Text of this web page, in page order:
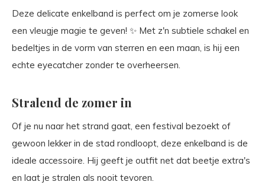
Deze delicate enkelband is perfect om je zomerse look
een vleugje magie te geven! ✨ Met z'n subtiele schakel en
bedeltjes in de vorm van sterren en een maan, is hij een
echte eyecatcher zonder te overheersen.
Stralend de zomer in
Of je nu naar het strand gaat, een festival bezoekt of
gewoon lekker in de stad rondloopt, deze enkelband is de
ideale accessoire. Hij geeft je outfit net dat beetje extra's
en laat je stralen als nooit tevoren.